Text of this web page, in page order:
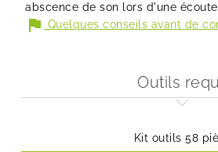
abscence de son lors d'une
flag Quelques conseils avant de
Outils
Kit outils 58